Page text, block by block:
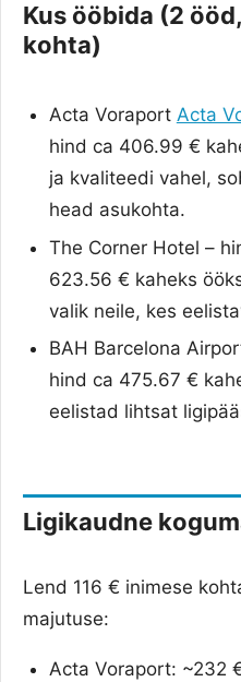
Kus ööbida (2
kohta)
Acta Voraport Acta
hind ca 406.99 €
ja kvaliteedi vahel,
head asukohta.
The Corner Hotel –
623.56 € kaheks
valik neile, kes
BAH Barcelona
hind ca 475.67 €
eelistad lihtsat
Ligikaudne
Lend 116 € inimese
majutuse:
Acta Voraport: ~232